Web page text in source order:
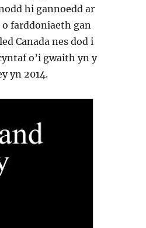
hi gannoedd ar
o farddoniaeth gan
Canada nes dod i
o’i gwaith yn y
yn 2014.